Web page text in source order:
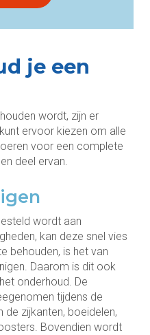
je een
wordt, zijn er
ervoor kiezen om alle
voor een complete
deel ervan.
wordt aan
kan deze snel vies
behouden, is het van
Daarom is dit ook
onderhoud. De
tijdens de
de zijkanten, boeidelen,
Bovendien wordt